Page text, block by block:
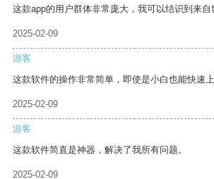
这款app的用户群体非常庞大，我可以结识到来自
2025-02-09
游客
这款软件的操作非常简单，即使是小白也能快速上
2025-02-09
游客
这款软件简直是神器，解决了我所有问题。
2025-02-09